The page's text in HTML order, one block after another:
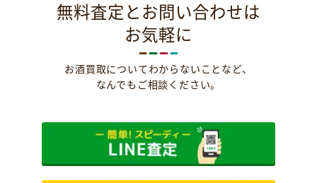
無料査定とお問い合わせは
お気軽に
お酒買取についてわからないことなど、
なんでもご相談ください。